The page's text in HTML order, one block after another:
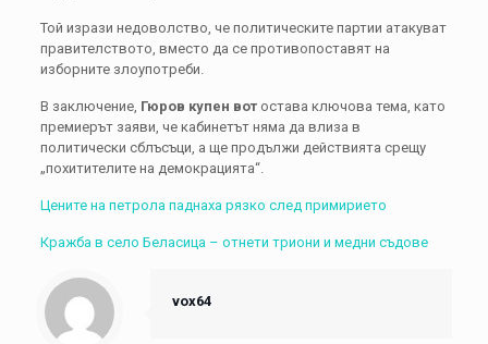
Той изрази недоволство, че политическите партии атакуват
правителството, вместо да се противопоставят на
изборните злоупотреби.
В заключение, Гюров купен вотостава ключова тема, като
премиерът заяви, че кабинетът няма да влиза в
политически сблъсъци, а ще продължи действията срещу
„похитителите на демокрацията“.
Цените на петрола паднаха рязко след примирието
Кражба в село Беласица – отнети триони и медни съдове
vox64